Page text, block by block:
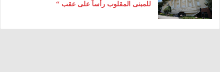
للمبنى المقلوب رأساً على عقب “